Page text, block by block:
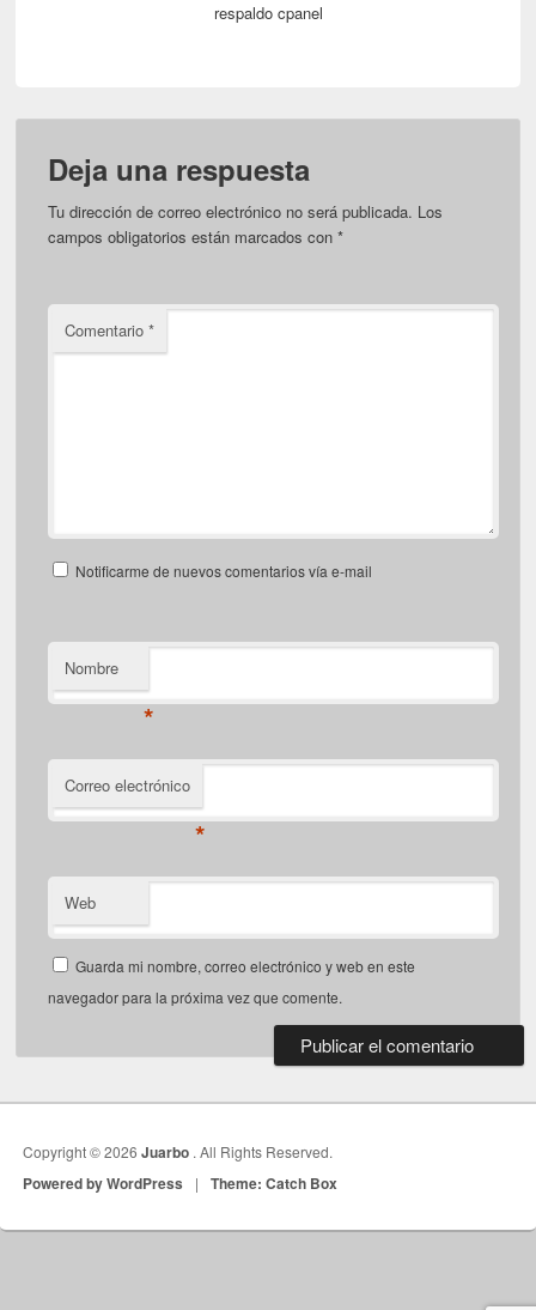
respaldo cpanel
Deja una respuesta
Tu dirección de correo electrónico no será publicada. Los
campos obligatorios están marcados con*
Comentario*
Notificarme de nuevos comentarios vía e-mail
Nombre
*
Correo electrónico
*
Web
Guarda mi nombre, correo electrónico y web en este
navegador para la próxima vez que comente.
Copyright © 2026Juarbo . All Rights Reserved.
Powered by WordPress | Theme: Catch Box